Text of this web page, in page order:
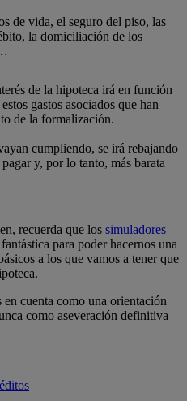
de vida, el seguro del piso, las
la domiciliación de los
de la hipoteca irá en función
gastos asociados que han
de la formalización.
cumpliendo, se irá rebajando
y, por lo tanto, más barata
recuerda que los simuladores
para poder hacernos una
a los que vamos a tener que
cuenta como una orientación
como aseveración definitiva